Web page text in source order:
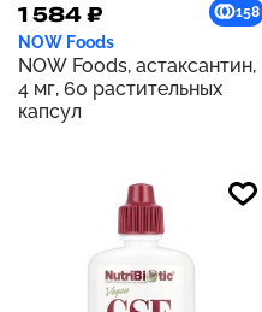
1 584 ₽ 158
NOW Foods
NOW Foods, астаксантин,
4 мг, 60 растительных
капсул